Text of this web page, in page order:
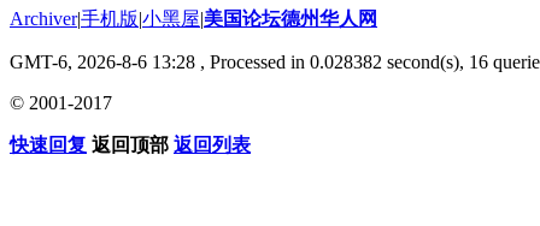
Archiver|手机版|小黑屋|美国论坛德州华人网
GMT-6, 2026-8-6 13:28 , Processed in 0.028382 second(s), 16
© 2001-2017
快速回复 返回顶部 返回列表